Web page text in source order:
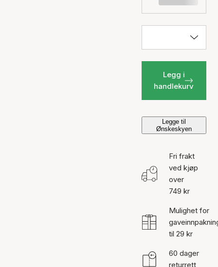
Legg i
handlekurv
Legge til
Ønskeskyen
Fri frakt
ved kjøp
over
749 kr
Mulighet for
til 29 kr
60 dager
returrett